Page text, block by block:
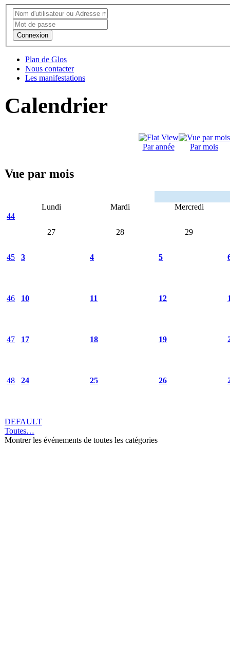
Connexion
Plan de Glos
Nous contacter
Les manifestations
Calendrier
Par année Par mois
Vue par mois
Lundi Mardi
Mercredi
44
27
28 29
45 3 4 5
46 10 11 12
47 17 18 19
48 24 25 26
DEFAULT
Toutes…
Montrer les événements de toutes les catégories